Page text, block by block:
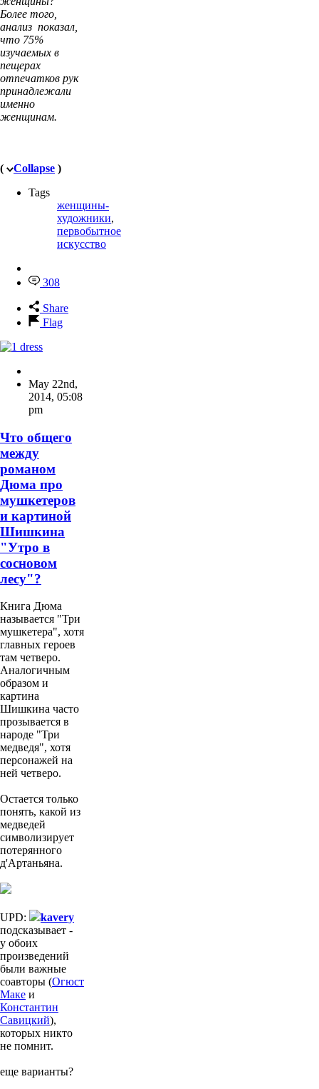
Более того,
анализ показал,
что 75%
изучаемых в
пещерах
отпечатков рук
принадлежали
именно
женщинам.
( Collapse )
Tags
женщины-
художники,
первобытное
искусство
308
Share
Flag
May 22nd,
2014, 05:08
pm
Что общего
между
романом
Дюма про
мушкетеров
и картиной
Шишкина
"Утро в
сосновом
лесу"?
Книга Дюма
называется "Три
мушкетера", хотя
главных героев
там четверо.
Аналогичным
образом и
картина
Шишкина часто
прозывается в
народе "Три
медведя", хотя
персонажей на
ней четверо.
Остается только
понять, какой из
медведей
символизирует
потерянного
д'Артаньяна.
UPD:
kavery
подсказывает -
у обоих
произведений
были важные
соавторы (Огюст
Маке и
Константин
Савицкий),
которых никто
не помнит.
еще варианты?